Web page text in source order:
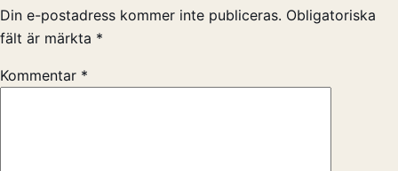
Din e-postadress kommer inte publiceras. Obligatoriska
fält är märkta *
Kommentar *